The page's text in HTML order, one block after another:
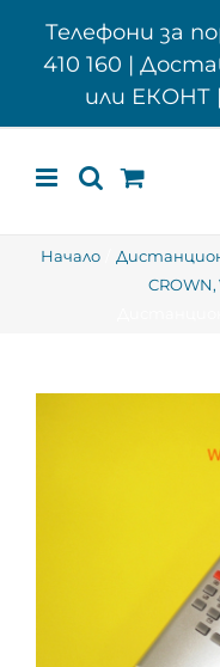
Телефони за
410 160 |
или ЕКОНТ
Начало
CROWN